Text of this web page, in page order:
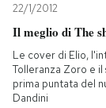
22/1/2012
Il meglio di The
Le cover di Elio,
Tolleranza Zoro e
prima puntata del
Dandini